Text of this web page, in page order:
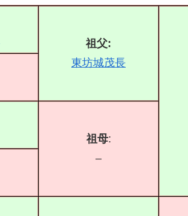
祖父:
東坊城茂長
祖母:
–